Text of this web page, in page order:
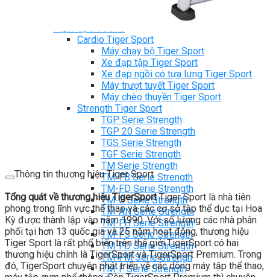
Tiger Sport Serie
Cardio Tiger Sport
Máy chạy bộ Tiger Sport
Xe đạp tập Tiger Sport
Xe đạp ngồi có tựa lưng Tiger Sport
Máy trượt tuyết Tiger Sport
Máy chèo thuyền Tiger Sport
Strength Tiger Sport
TGP Serie Strength
TGP 20 Serie Strength
TGS Serie Strength
TGF Serie Strength
TM Serie Strength
TM-FB Serie Strength
TM-FD Serie Strength
TM-C Serie Strength
TM-AN Serie Strength
TM-FH Serie Strength
TM-FS Serie Strength
TM-FD Serie Strength
TM-FM Serie Strengh
TM-F Serie Strength
Thông tin thương hiệu Tiger Sport
Tổng quát về thương hiệu TigerSportTiger Sport là nhà tiên
phong trong lĩnh vực thể thao và các cơ sở tập thể dục tại Hoa
Kỳ được thành lập vào năm 1990. Với số lượng các nhà phân
phối tại hơn 13 quốc gia và 25 năm hoạt động, thương hiệu
Tiger Sport là rất phổ biến trên thế giới.TigerSport có hai
thương hiệu chính là TigerSport và TigerSport Premium. Trong
đó, TigerSport chuyên phát triển về các dòng máy tập thể thao,